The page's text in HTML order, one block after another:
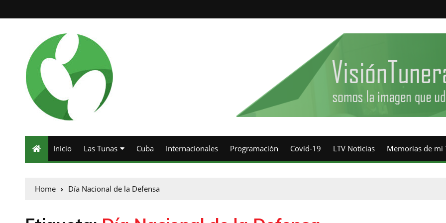
Inicio Las Tunas Cuba Internacionales Programación Covid-19 LTV Noticias Memorias de mi
Home Día Nacional de la Defensa